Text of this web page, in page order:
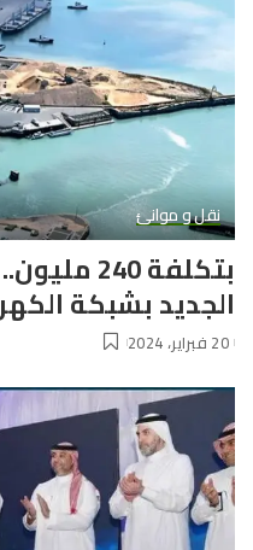
نقل و موانئ
بتكلفة
الجديد بشبكة
20 فبراير، 2024